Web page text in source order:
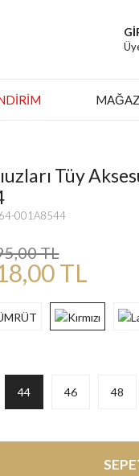
Tüy
001A8544
TL
TL
44 46 48